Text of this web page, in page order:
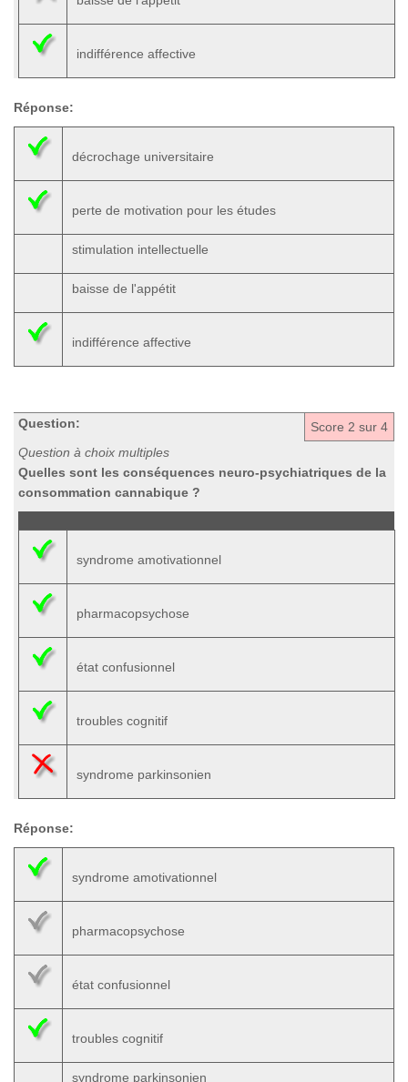
indifférence affective
Réponse:
décrochage universitaire
perte de motivation pour les études
stimulation intellectuelle
baisse de l'appétit
indifférence affective
Score 2 sur 4
Question:
Question à choix multiples
Quelles sont les conséquences neuro-psychiatriques de la
consommation cannabique ?
syndrome amotivationnel
pharmacopsychose
état confusionnel
troubles cognitif
syndrome parkinsonien
Réponse:
syndrome amotivationnel
pharmacopsychose
état confusionnel
troubles cognitif
syndrome parkinsonien